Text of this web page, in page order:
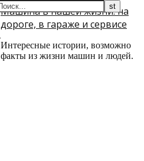
Машина в нашей жизни: на
дороге, в гараже и сервисе
Интересные истории, возможно
факты из жизни машин и людей.